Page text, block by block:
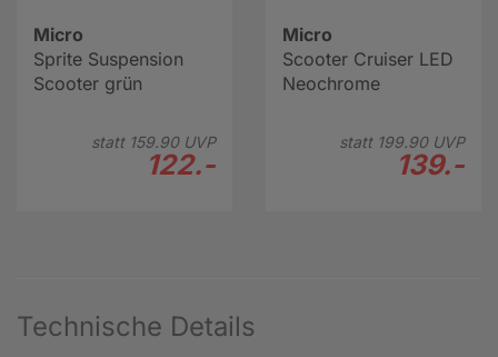
Micro
Sprite Suspension
Scooter grün
statt 159.90UVP
122.-
Micro
Scooter Cruiser LED
Neochrome
statt 199.90UVP
139.-
Technische Details